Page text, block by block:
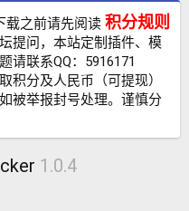
载之前请先阅读 积分规则
提问，本站定制插件、模
请联系QQ：5916171
积分及人民币（可提现）
被举报封号处理。谨慎分
1.0.4